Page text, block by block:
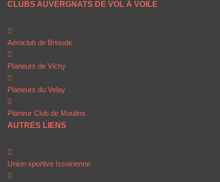
CLUBS AUVERGNATS DE VOL À VOILE
Aéroclub de Brioude
Planeurs de Vichy
Planeurs du Velay
Planeur Club de Moulins
AUTRES LIENS
Union sportive Issoirienne